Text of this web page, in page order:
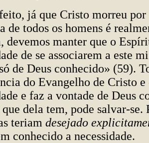
já que Cristo morreu por
de todos os homens é
devemos manter que o
de se associarem a este
de Deus conhecido» (59).
do Evangelho de Cristo e
e faz a vontade de Deus
dela tem, pode salvar-se.
teriam desejado
conhecido a necessidade.